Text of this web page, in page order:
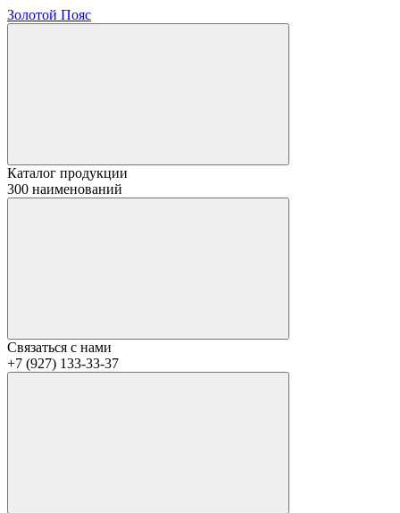
Золотой Пояс
Каталог продукции
300 наименований
Связаться с нами
+7 (927) 133-33-37